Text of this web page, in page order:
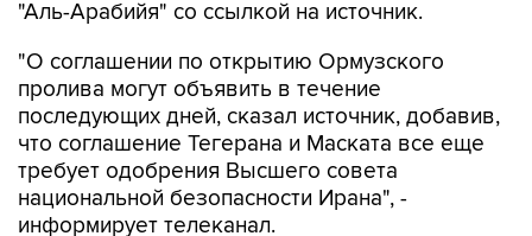
"Аль-Арабийя" со ссылкой на источник.
"О соглашении по открытию Ормузского
пролива могут объявить в течение
последующих дней, сказал источник, добавив,
что соглашение Тегерана и Маската все еще
требует одобрения Высшего совета
национальной безопасности Ирана", -
информирует телеканал.